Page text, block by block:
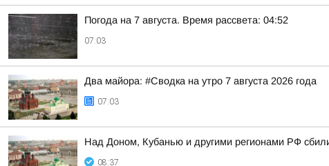
Погода на 7 августа. Время рассвета: 04:52
07:03
Два майора: #Сводка на утро 7 августа 2026 года
07:03
Над Доном, Кубанью и другими регионами РФ
08:37